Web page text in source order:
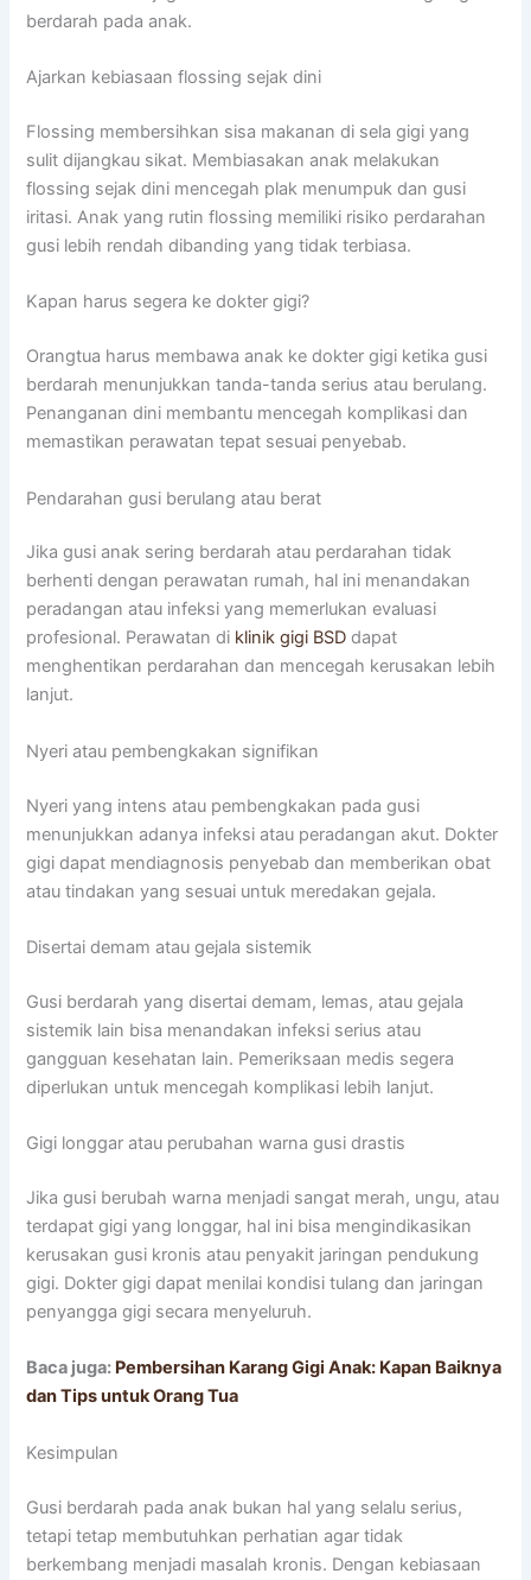
berdarah pada anak.
Ajarkan kebiasaan flossing sejak dini
Flossing membersihkan sisa makanan di sela gigi yang
sulit dijangkau sikat. Membiasakan anak melakukan
flossing sejak dini mencegah plak menumpuk dan gusi
iritasi. Anak yang rutin flossing memiliki risiko perdarahan
gusi lebih rendah dibanding yang tidak terbiasa.
Kapan harus segera ke dokter gigi?
Orangtua harus membawa anak ke dokter gigi ketika gusi
berdarah menunjukkan tanda-tanda serius atau berulang.
Penanganan dini membantu mencegah komplikasi dan
memastikan perawatan tepat sesuai penyebab.
Pendarahan gusi berulang atau berat
Jika gusi anak sering berdarah atau perdarahan tidak
berhenti dengan perawatan rumah, hal ini menandakan
peradangan atau infeksi yang memerlukan evaluasi
profesional. Perawatan di klinik gigi BSD dapat
menghentikan perdarahan dan mencegah kerusakan lebih
lanjut.
Nyeri atau pembengkakan signifikan
Nyeri yang intens atau pembengkakan pada gusi
menunjukkan adanya infeksi atau peradangan akut. Dokter
gigi dapat mendiagnosis penyebab dan memberikan obat
atau tindakan yang sesuai untuk meredakan gejala.
Disertai demam atau gejala sistemik
Gusi berdarah yang disertai demam, lemas, atau gejala
sistemik lain bisa menandakan infeksi serius atau
gangguan kesehatan lain. Pemeriksaan medis segera
diperlukan untuk mencegah komplikasi lebih lanjut.
Gigi longgar atau perubahan warna gusi drastis
Jika gusi berubah warna menjadi sangat merah, ungu, atau
terdapat gigi yang longgar, hal ini bisa mengindikasikan
kerusakan gusi kronis atau penyakit jaringan pendukung
gigi. Dokter gigi dapat menilai kondisi tulang dan jaringan
penyangga gigi secara menyeluruh.
Baca juga: Pembersihan Karang Gigi Anak: Kapan Baiknya
dan Tips untuk Orang Tua
Kesimpulan
Gusi berdarah pada anak bukan hal yang selalu serius,
tetapi tetap membutuhkan perhatian agar tidak
berkembang menjadi masalah kronis. Dengan kebiasaan